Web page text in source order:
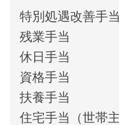
特別処遇改善手
残業手当
休日手当
資格手当
扶養手当
住宅手当（世帯